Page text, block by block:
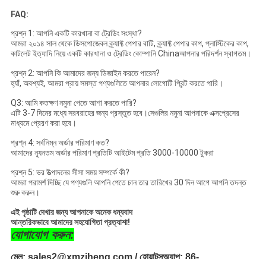
FAQ:
প্রশ্ন 1: আপনি একটি কারখানা বা ট্রেডিং সংস্থা?
আমরা ২০১৪ সাল থেকে ডিসপোজেবল ক্র্যাফ্ট পেপার বাটি, ক্র্যাফ্ট পেপার কাপ, প্লাস্টিকের কাপ,
কাটলেট ইত্যাদি নিয়ে একটি কারখানা ও ট্রেডিং কোম্পানি Chinaআপনার পরিদর্শন স্বাগতম।
প্রশ্ন 2: আপনি কি আমাদের জন্য ডিজাইন করতে পারেন?
হ্যাঁ, অবশ্যই, আমরা প্রায় সমস্ত পণ্যগুলিতে আপনার লোগোটি প্রিন্ট করতে পারি।
Q3: আমি কতক্ষণ নমুনা পেতে আশা করতে পারি?
এটি 3-7 দিনের মধ্যে সরবরাহের জন্য প্রস্তুত হবে।সেগুলির নমুনা আপনাকে এক্সপ্রেসের
মাধ্যমে প্রেরণ করা হবে।
প্রশ্ন 4: সর্বনিম্ন অর্ডার পরিমাণ কত?
আমাদের ন্যূনতম অর্ডার পরিমাণ প্রতিটি আইটেম প্রতি 3000-10000 টুকরা
প্রশ্ন 5: ভর উত্পাদনের সীসা সময় সম্পর্কে কী?
আমরা পরামর্শ দিচ্ছি যে পণ্যগুলি আপনি পেতে চান তার তারিখের 30 দিন আগে আপনি তদন্ত
শুরু করুন।
এই পৃষ্ঠাটি দেখার জন্য আপনাকে অনেক ধন্যবাদ
আন্তরিকভাবে আমাদের সহযোগিতা প্রত্যাশা!
যোগাযোগ করুন:
মেল: sales2@xmziheng.com / হোয়াটসঅ্যাপ: 86-